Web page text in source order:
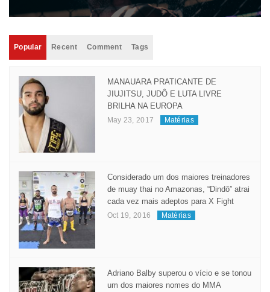
Popular Recent Comment Tags
MANAUARA PRATICANTE DE
JIUJITSU, JUDÔ E LUTA LIVRE
BRILHA NA EUROPA
May 23, 2017 Matérias
Considerado um dos maiores treinadores
de muay thai no Amazonas, “Dindô” atrai
cada vez mais adeptos para X Fight
Oct 19, 2016 Matérias
Adriano Balby superou o vício e se tonou
um dos maiores nomes do MMA